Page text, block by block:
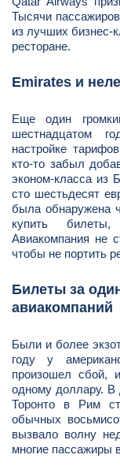
Тысячи
из лучших бизнес-
ресторане.
Emirates и
Еще один
шестнадцатом
настройке
кто-то забыл
эконом-класса из
сто шестьдесят
была обнаружена
купить
Авиакомпания не
чтобы не портить
Билеты за
авиакомпаний
Были и более
году у
произошел сбой,
одному доллару. В
Торонто в Рим
обычных
вызвало волну
многие пассажиры